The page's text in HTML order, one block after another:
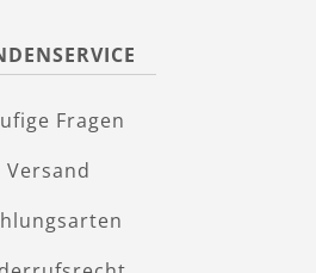
Fragen
Versand